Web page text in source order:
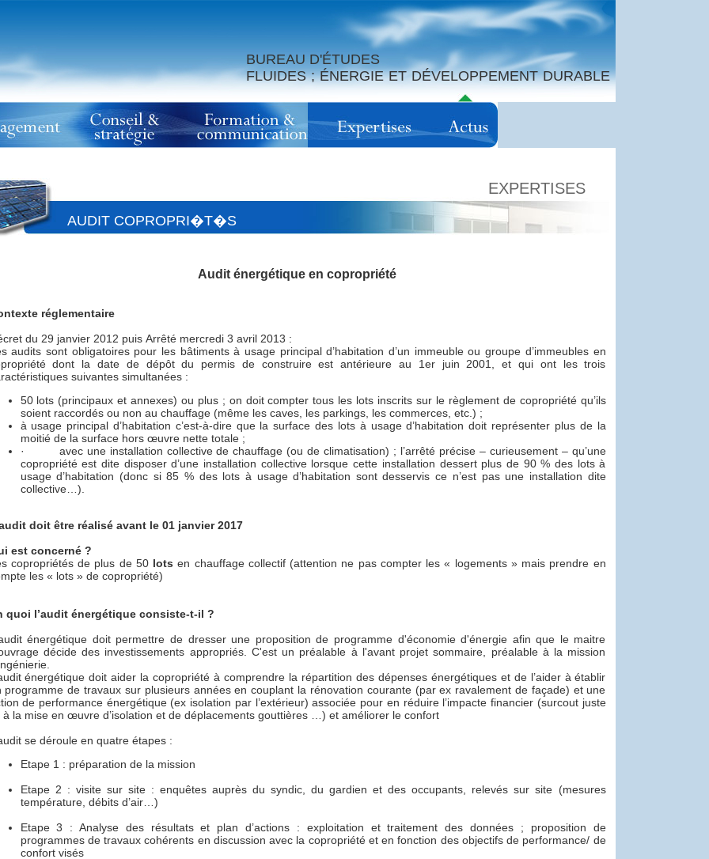
BUREAU D'ÉTUDES
FLUIDES ; ÉNERGIE ET DÉVELOPPEMENT DURABLE
EXPERTISES
AUDIT COPROPRI�T�S
Audit énergétique en copropriété
réglementaire
du 29 janvier 2012 puis Arrêté mercredi 3 avril 2013 :
audits sont obligatoires pour les bâtiments à usage principal d’habitation d’un immeuble ou groupe d’immeubles en
dont la date de dépôt du permis de construire est antérieure au 1er juin 2001, et qui ont les trois
suivantes simultanées :
50 lots (principaux et annexes) ou plus ; on doit compter tous les lots inscrits sur le règlement de copropriété qu’ils
soient raccordés ou non au chauffage (même les caves, les parkings, les commerces, etc.) ;
à usage principal d’habitation c’est-à-dire que la surface des lots à usage d’habitation doit représenter plus de la
moitié de la surface hors œuvre nette totale ;
· avec une installation collective de chauffage (ou de climatisation) ; l’arrêté précise – curieusement – qu’une
copropriété est dite disposer d’une installation collective lorsque cette installation dessert plus de 90 % des lots à
usage d’habitation (donc si 85 % des lots à usage d’habitation sont desservis ce n’est pas une installation dite
collective…).
doit être réalisé avant le 01 janvier 2017
est concerné ?
copropriétés de plus de 50 lots en chauffage collectif (attention ne pas compter les « logements » mais prendre en
les « lots » de copropriété)
quoi l’audit énergétique consiste-t-il ?
énergétique doit permettre de dresser une proposition de programme d'économie d'énergie afin que le maitre
décide des investissements appropriés. C'est un préalable à l'avant projet sommaire, préalable à la mission
énergétique doit aider la copropriété à comprendre la répartition des dépenses énergétiques et de l’aider à établir
programme de travaux sur plusieurs années en couplant la rénovation courante (par ex ravalement de façade) et une
de performance énergétique (ex isolation par l’extérieur) associée pour en réduire l’impacte financier (surcout juste
à la mise en œuvre d’isolation et de déplacements gouttières …) et améliorer le confort
se déroule en quatre étapes :
Etape 1 : préparation de la mission
Etape 2 : visite sur site : enquêtes auprès du syndic, du gardien et des occupants, relevés sur site (mesures
température, débits d’air…)
Etape 3 : Analyse des résultats et plan d’actions : exploitation et traitement des données ; proposition de
programmes de travaux cohérents en discussion avec la copropriété et en fonction des objectifs de performance/ de
confort visés